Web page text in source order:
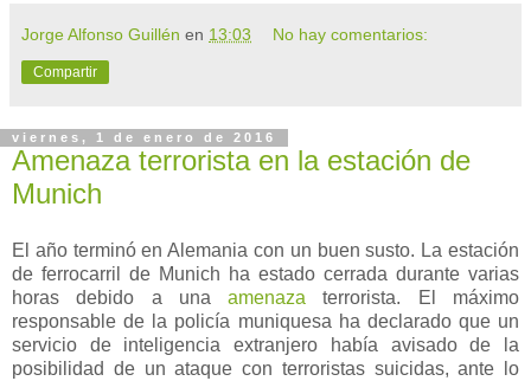
Jorge Alfonso Guillén en 13:03 No hay comentarios:
Compartir
viernes, 1 de enero de 2016
Amenaza terrorista en la estación de
Munich
El año terminó en Alemania con un buen susto. La estación
de ferrocarril de Munich ha estado cerrada durante varias
horas debido a unaamenaza terrorista. El máximo
responsable de la policía muniquesa ha declarado que un
servicio de inteligencia extranjero había avisado de la
posibilidad de un ataque con terroristas suicidas, ante lo